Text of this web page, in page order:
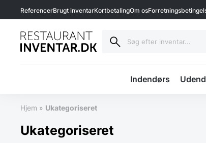
ReferencerBrugt inventarKortbetalingOm os
Indendørs
Hjem » Ukategoriseret
Ukategoriseret